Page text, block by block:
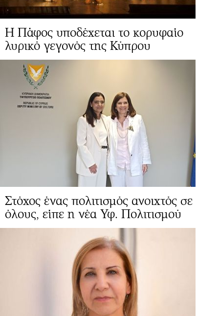
Η Πάφος υποδέχεται το κορυφαίο
λυρικό γεγονός της Κύπρου
Στόχος ένας πολιτισμός ανοιχτός σε
όλους, είπε η νέα Υφ. Πολιτισμού